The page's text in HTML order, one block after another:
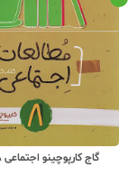
گاج کارپوچینو اجتماعی 8 هشتم